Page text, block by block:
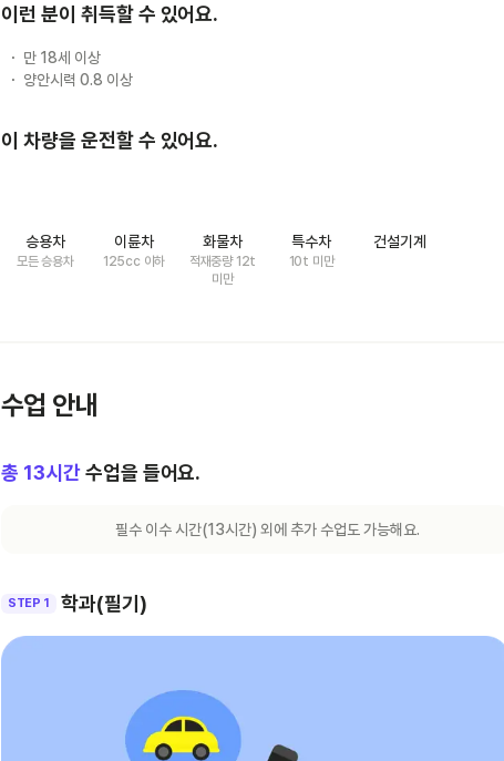
이런 분이 취득할 수 있어요.
만 18세 이상
양안시력 0.8 이상
이 차량을 운전할 수 있어요.
승용차
모든 승용차
이륜차
125cc 이하
화물차
적재중량 12t
미만
특수차
10t 미만
건설기계
수업 안내
총 13시간 수업을 들어요.
필수 이수 시간(13시간) 외에 추가 수업도 가능해요.
STEP 1 학과(필기)